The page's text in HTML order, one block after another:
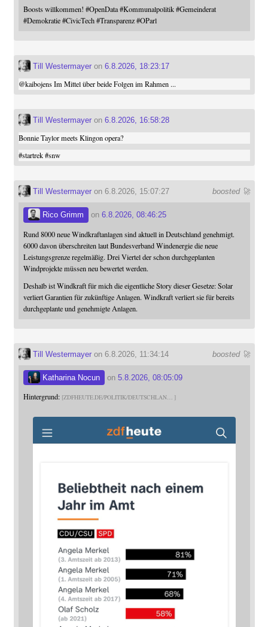
Boosts willkommen! #OpenData #Kommunalpolitik #Gemeinderat
#Demokratie #CivicTech #Transparenz #OParl
Till Westermayeron 6.8.2026, 18:23:17
@kaibojensIm Mittel über beide Folgen im Rahmen ...
Till Westermayeron 6.8.2026, 16:58:28
Bonnie Taylor meets Klingon opera?
#startrek #snw
boosted 🚀
Till Westermayeron 6.8.2026, 15:07:27
Rico Grimm on 6.8.2026, 08:46:25
Rund 8000 neue Windkraftanlagen sind aktuell in Deutschland genehmigt.
6000 davon überschreiten laut Bundesverband Windenergie die neue
Leistungsgrenze regelmäßig. Drei Viertel der schon durchgeplanten
Windprojekte müssen neu bewertet werden.
Deshalb ist Windkraft für mich die eigentliche Story dieser Gesetze: Solar
verliert Garantien für zukünftige Anlagen. Windkraft verliert sie für bereits
durchgeplante und genehmigte Anlagen.
boosted 🚀
Till Westermayeron 6.8.2026, 11:34:14
Katharina Nocun on 5.8.2026, 08:05:09
Hintergrund: ZDFHEUTE.DE/POLITIK/DEUTSCHLAN